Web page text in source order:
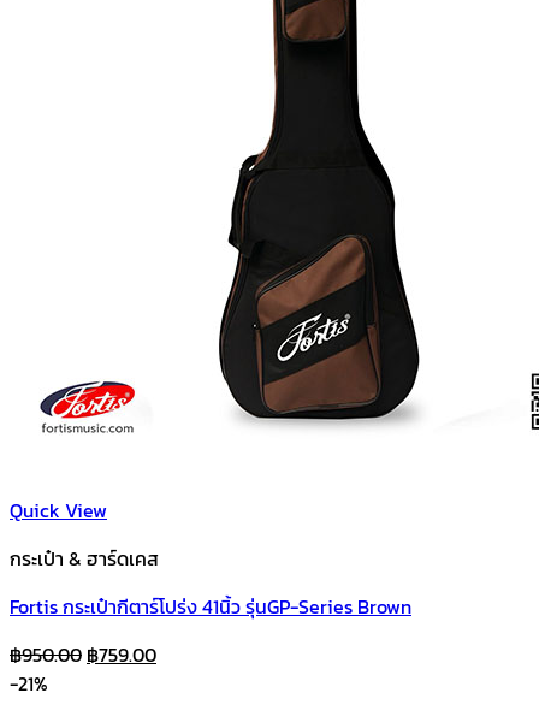
Quick View
กระเป๋า & ฮาร์ดเคส
Fortis กระเป๋ากีตาร์โปร่ง 41นิ้ว รุ่นGP-Series Brown
฿950.00 Original
฿759.00Current
-21%